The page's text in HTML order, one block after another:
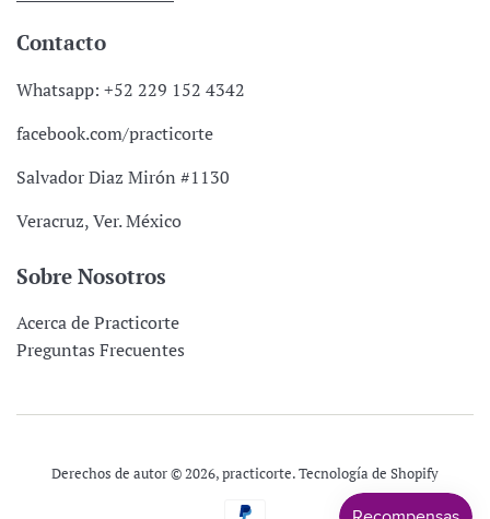
Contacto
Whatsapp: +52 229 152 4342
facebook.com/practicorte
Salvador Diaz Mirón #1130
Veracruz, Ver. México
Sobre Nosotros
Acerca de Practicorte
Preguntas Frecuentes
Derechos de autor © 2026,practicorte.Tecnología de Shopify
Métodos